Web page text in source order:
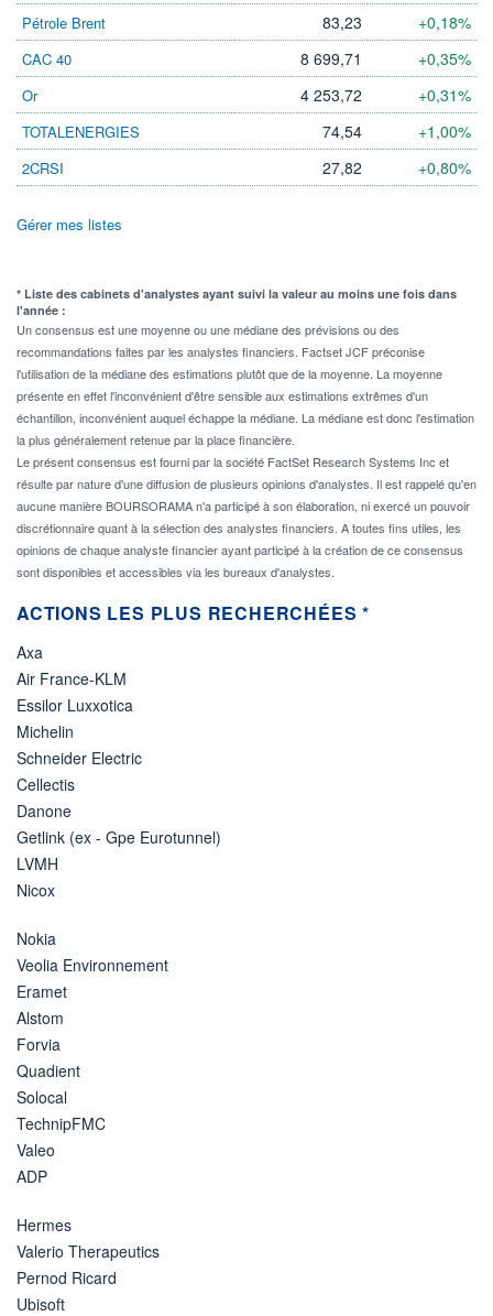
Pétrole Brent 83,23 +0,18%
CAC 40 8 699,71 +0,35%
Or 4 253,72 +0,31%
TOTALENERGIES 74,54 +1,00%
2CRSI 27,82 +0,80%
Gérer mes listes
* Liste des cabinets d'analystes ayant suivi la valeur au moins une fois dans
l'année :
Un consensus est une moyenne ou une médiane des prévisions ou des
recommandations faites par les analystes financiers. Factset JCF préconise
l'utilisation de la médiane des estimations plutôt que de la moyenne. La moyenne
présente en effet l'inconvénient d'être sensible aux estimations extrêmes d'un
échantillon, inconvénient auquel échappe la médiane. La médiane est donc l'estimation
la plus généralement retenue par la place financière.
Le présent consensus est fourni par la société FactSet Research Systems Inc et
résulte par nature d'une diffusion de plusieurs opinions d'analystes. Il est rappelé qu'en
aucune manière BOURSORAMA n'a participé à son élaboration, ni exercé un pouvoir
discrétionnaire quant à la sélection des analystes financiers. A toutes fins utiles, les
opinions de chaque analyste financier ayant participé à la création de ce consensus
sont disponibles et accessibles via les bureaux d'analystes.
ACTIONS LES PLUS RECHERCHÉES *
Axa
Air France-KLM
Essilor Luxxotica
Michelin
Schneider Electric
Cellectis
Danone
Getlink (ex - Gpe Eurotunnel)
LVMH
Nicox
Nokia
Veolia Environnement
Eramet
Alstom
Forvia
Quadient
Solocal
TechnipFMC
Valeo
ADP
Hermes
Valerio Therapeutics
Pernod Ricard
Ubisoft